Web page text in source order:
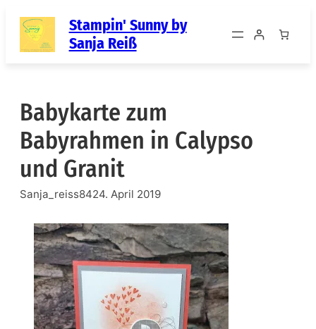
Inhalt
springen
Stampin' Sunny by
Sanja Reiß
Babykarte zum
Babyrahmen in Calypso
und Granit
Sanja_reiss8424. April 2019